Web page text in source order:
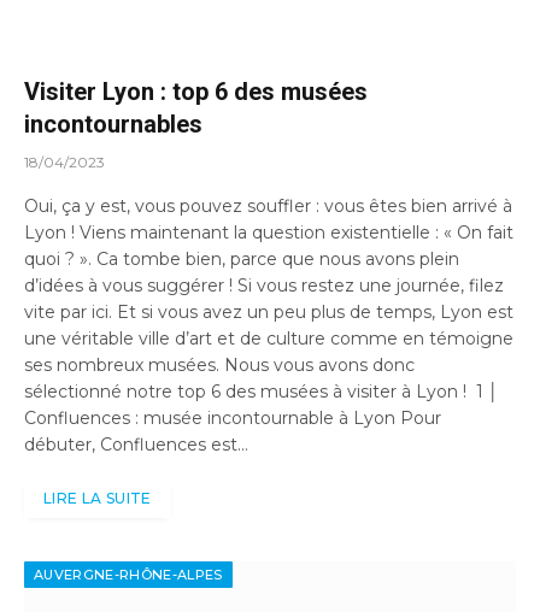
Visiter Lyon : top 6 des musées
incontournables
18/04/2023
Oui, ça y est, vous pouvez souffler : vous êtes bien arrivé à
Lyon ! Viens maintenant la question existentielle : « On fait
quoi ? ». Ca tombe bien, parce que nous avons plein
d’idées à vous suggérer ! Si vous restez une journée, filez
vite par ici. Et si vous avez un peu plus de temps, Lyon est
une véritable ville d’art et de culture comme en témoigne
ses nombreux musées. Nous vous avons donc
sélectionné notre top 6 des musées à visiter à Lyon ! 1 │
Confluences : musée incontournable à Lyon Pour
débuter, Confluences est…
LIRE LA SUITE
AUVERGNE-RHÔNE-ALPES